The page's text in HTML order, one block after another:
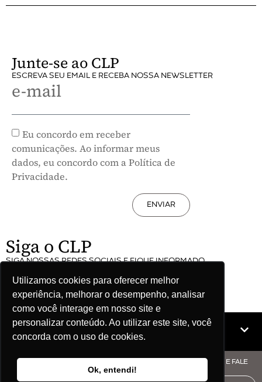
Utilizamos cookies para oferecer melhor
experiência, melhorar o desempenho, analisar
como você interage em nosso site e
personalizar conteúdo. Ao utilizar este site, você
concorda com o uso de cookies.
Ok, entendi!
Junte-se ao CLP
ESCREVA SEU EMAIL E RECEBA NOSSA NEWSLETTER
e-mail
Eu concordo em receber
comunicações. Ao informar meus
dados, eu concordo com a Política de
Privacidade.
ENVIAR
Siga o CLP
SIGA NOSSAS REDES SOCIAIS E FIQUE INFORMADO
Mapa do site
© COPYRIGHT CLP - CNPJ: 09.512.143/0001-57 - CLIQUE AQUI E FALE
COM O CLP